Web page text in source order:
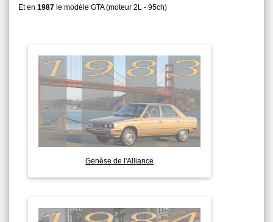
Et en 1987 le modèle GTA (moteur 2L - 95ch)
Genèse de l'Alliance